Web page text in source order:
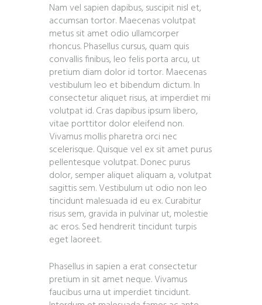
Nam vel sapien dapibus, suscipit nisl et,
accumsan tortor. Maecenas volutpat
metus sit amet odio ullamcorper
rhoncus. Phasellus cursus, quam quis
convallis finibus, leo felis porta arcu, ut
pretium diam dolor id tortor. Maecenas
vestibulum leo et bibendum dictum. In
consectetur aliquet risus, at imperdiet mi
volutpat id. Cras dapibus ipsum libero,
vitae porttitor dolor eleifend non.
Vivamus mollis pharetra orci nec
scelerisque. Quisque vel ex sit amet purus
pellentesque volutpat. Donec purus
dolor, semper aliquet aliquam a, volutpat
sagittis sem. Vestibulum ut odio non leo
tincidunt malesuada id eu ex. Curabitur
risus sem, gravida in pulvinar ut, molestie
ac eros. Sed hendrerit tincidunt turpis
eget laoreet.
Phasellus in sapien a erat consectetur
pretium in sit amet neque. Vivamus
faucibus urna ut imperdiet tincidunt.